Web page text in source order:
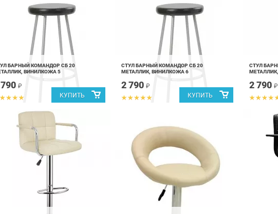
БАРНЫЙ КОМАНДОР СБ 20
ВИНИЛКОЖА 5
₽
СТУЛ БАРНЫЙ КОМАНДОР СБ 20
МЕТАЛЛИК, ВИНИЛКОЖА 6
2 790 ₽
СТУЛ
2 790 ₽